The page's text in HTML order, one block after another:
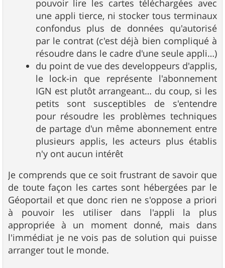
pouvoir lire les cartes téléchargées avec
une appli tierce, ni stocker tous terminaux
confondus plus de données qu'autorisé
par le contrat (c'est déjà bien compliqué à
résoudre dans le cadre d'une seule appli…)
du point de vue des developpeurs d'applis,
le lock-in que représente l'abonnement
IGN est plutôt arrangeant… du coup, si les
petits sont susceptibles de s'entendre
pour résoudre les problèmes techniques
de partage d'un même abonnement entre
plusieurs applis, les acteurs plus établis
n'y ont aucun intérêt
Je comprends que ce soit frustrant de savoir que
de toute façon les cartes sont hébergées par le
Géoportail et que donc rien ne s'oppose a priori
à pouvoir les utiliser dans l'appli la plus
appropriée à un moment donné, mais dans
l'immédiat je ne vois pas de solution qui puisse
arranger tout le monde.